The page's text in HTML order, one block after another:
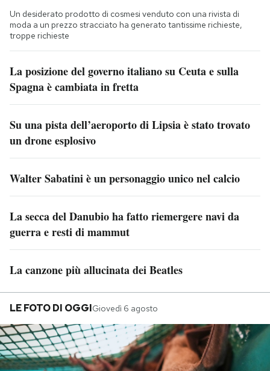
Un desiderato prodotto di cosmesi venduto con una rivista di
moda a un prezzo stracciato ha generato tantissime richieste,
troppe richieste
La posizione del governo italiano su Ceuta e sulla
Spagna è cambiata in fretta
Su una pista dell’aeroporto di Lipsia è stato trovato
un drone esplosivo
Walter Sabatini è un personaggio unico nel calcio
La secca del Danubio ha fatto riemergere navi da
guerra e resti di mammut
La canzone più allucinata dei Beatles
LE FOTO DI OGGIGiovedì 6 agosto
Istanbul, TurchiaUna donna dorme su una panchina accanto
alla moschea Yeni nel quartiere Eminonu (AP Photo/Francisco
Seco)